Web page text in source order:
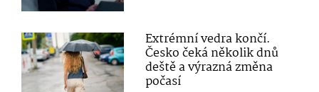
Extrémní vedra končí.
Česko čeká několik dnů
deště a výrazná změna
počasí